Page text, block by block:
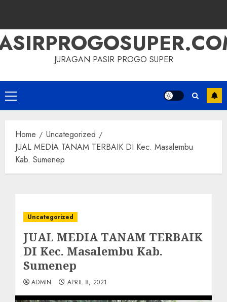
JURAGAN PASIR PROGO SUPER
Primary
Menu
Home
Uncategorized
JUAL MEDIA TANAM TERBAIK DI Kec. Masalembu
Kab. Sumenep
Uncategorized
JUAL MEDIA TANAM TERBAIK
DI Kec. Masalembu Kab.
Sumenep
ADMIN APRIL 8, 2021